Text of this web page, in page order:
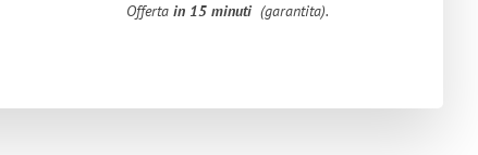
Offertain 15 minuti (garantita).